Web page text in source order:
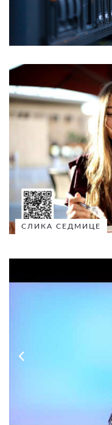
СЛИКА СЕДМИЦЕ